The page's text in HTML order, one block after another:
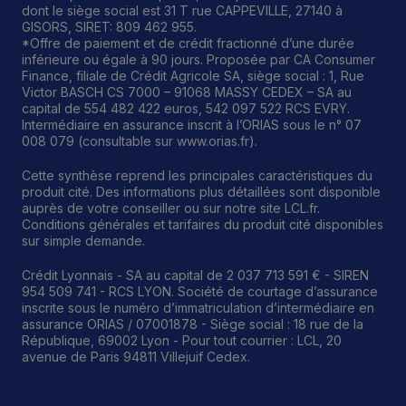
dont le siège social est 31 T rue CAPPEVILLE, 27140 à
GISORS, SIRET: 809 462 955.
*Offre de paiement et de crédit fractionné d’une durée
inférieure ou égale à 90 jours. Proposée par CA Consumer
Finance, filiale de Crédit Agricole SA, siège social : 1, Rue
Victor BASCH CS 7000 – 91068 MASSY CEDEX – SA au
capital de 554 482 422 euros, 542 097 522 RCS EVRY.
Intermédiaire en assurance inscrit à l’ORIAS sous le n° 07
008 079 (consultable sur www.orias.fr).
Cette synthèse reprend les principales caractéristiques du
produit cité. Des informations plus détaillées sont disponible
auprès de votre conseiller ou sur notre site LCL.fr.
Conditions générales et tarifaires du produit cité disponibles
sur simple demande.
Crédit Lyonnais - SA au capital de 2 037 713 591 € - SIREN
954 509 741 - RCS LYON. Société de courtage d’assurance
inscrite sous le numéro d’immatriculation d’intermédiaire en
assurance ORIAS / 07001878 - Siège social : 18 rue de la
République, 69002 Lyon - Pour tout courrier : LCL, 20
avenue de Paris 94811 Villejuif Cedex.